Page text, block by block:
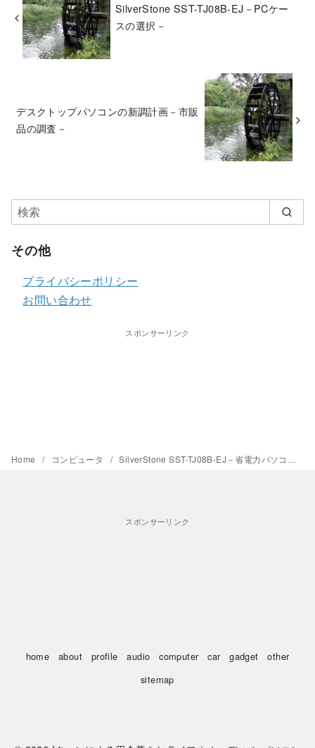
SilverStone SST-TJ08B-EJ－PCケー
スの選択－
デスクトップパソコンの新調計画－市販
品の調査－
その他
プライバシーポリシー
お問い合わせ
スポンサーリンク
Home コンピュータ SilverStone SST-TJ08B-EJ－省電力パソコンへの移行－
スポンサーリンク
home about profile audio computer car gadget
other
sitemap